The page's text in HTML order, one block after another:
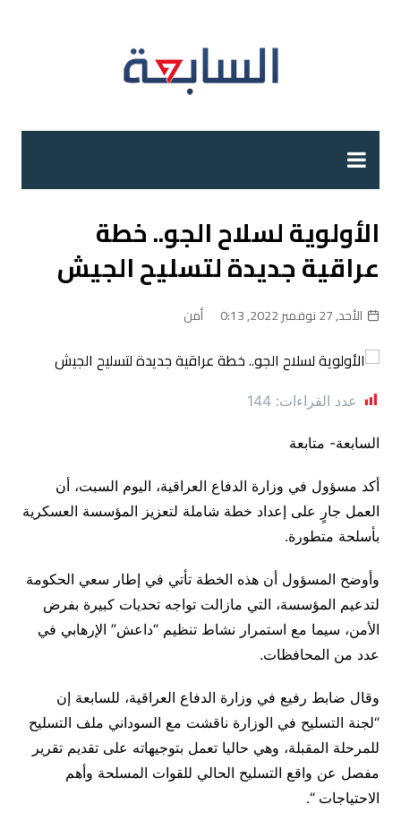
الأولوية لسلاح الجو.. خطة
عراقية جديدة لتسليح الجيش
الأحد, 27 نوفمبر 2022, 0:13 أمن
عدد القراءات: 144
السابعة- متابعة
أكد مسؤول في وزارة الدفاع العراقية، اليوم السبت، أن
العمل جارٍ على إعداد خطة شاملة لتعزيز المؤسسة العسكرية
بأسلحة متطورة.
وأوضح المسؤول أن هذه الخطة تأتي في إطار سعي الحكومة
لتدعيم المؤسسة، التي مازالت تواجه تحديات كبيرة بفرض
الأمن، سيما مع استمرار نشاط تنظيم “داعش” الإرهابي في
عدد من المحافظات.
وقال ضابط رفيع في وزارة الدفاع العراقية، للسابعة إن
“لجنة التسليح في الوزارة ناقشت مع السوداني ملف التسليح
للمرحلة المقبلة، وهي حاليا تعمل بتوجيهاته على تقديم تقرير
مفصل عن واقع التسليح الحالي للقوات المسلحة وأهم
الاحتياجات “.